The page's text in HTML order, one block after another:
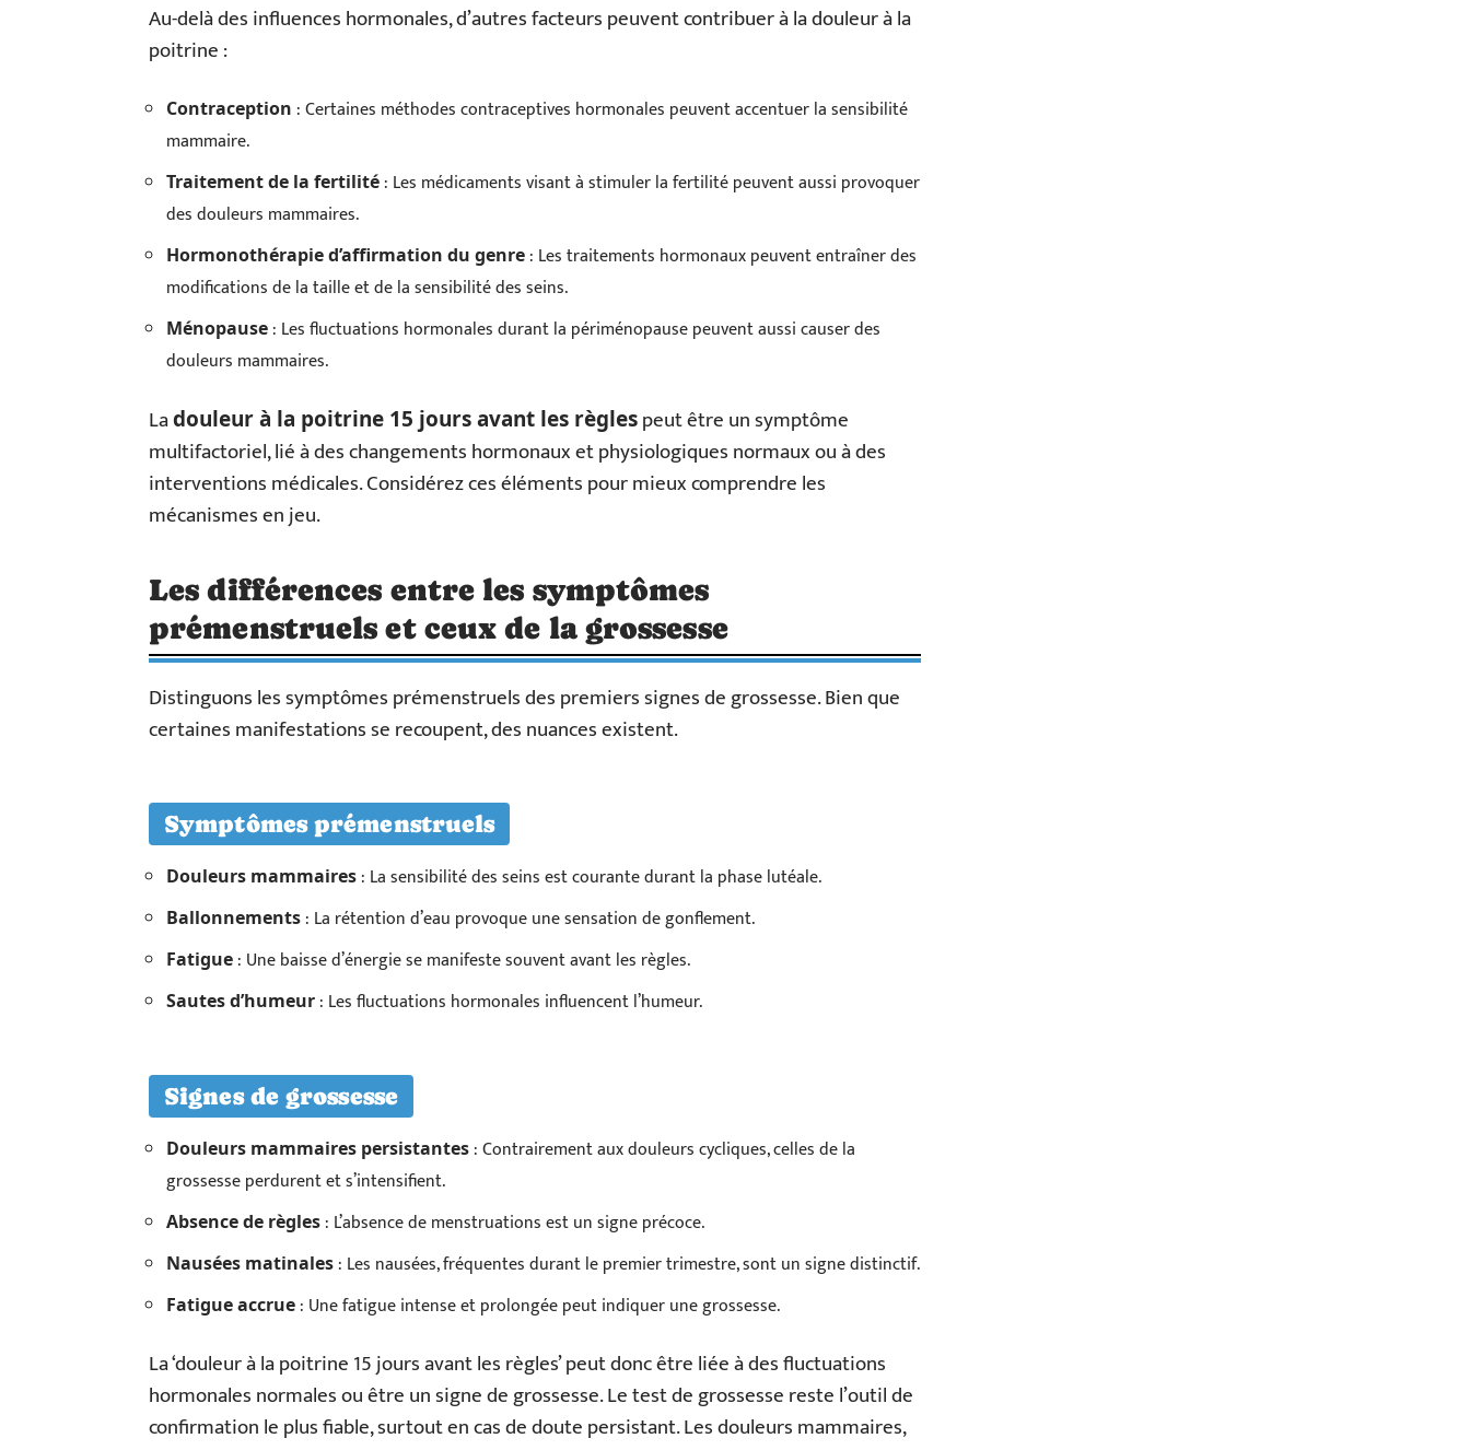
Au-delà des influences hormonales, d’autres facteurs peuvent contribuer à la douleur à la
poitrine :
Contraception : Certaines méthodes contraceptives hormonales peuvent accentuer la sensibilité
mammaire.
Traitement de la fertilité : Les médicaments visant à stimuler la fertilité peuvent aussi provoquer
des douleurs mammaires.
Hormonothérapie d’affirmation du genre : Les traitements hormonaux peuvent entraîner des
modifications de la taille et de la sensibilité des seins.
Ménopause : Les fluctuations hormonales durant la périménopause peuvent aussi causer des
douleurs mammaires.
Ladouleur à la poitrine 15 jours avant les règlespeut être un symptôme
multifactoriel, lié à des changements hormonaux et physiologiques normaux ou à des
interventions médicales. Considérez ces éléments pour mieux comprendre les
mécanismes en jeu.
Les différences entre les symptômes
prémenstruels et ceux de la grossesse
Distinguons les symptômes prémenstruels des premiers signes de grossesse. Bien que
certaines manifestations se recoupent, des nuances existent.
Symptômes prémenstruels
Douleurs mammaires : La sensibilité des seins est courante durant la phase lutéale.
Ballonnements : La rétention d’eau provoque une sensation de gonflement.
Fatigue : Une baisse d’énergie se manifeste souvent avant les règles.
Sautes d’humeur : Les fluctuations hormonales influencent l’humeur.
Signes de grossesse
Douleurs mammaires persistantes : Contrairement aux douleurs cycliques, celles de la
grossesse perdurent et s’intensifient.
Absence de règles : L’absence de menstruations est un signe précoce.
Nausées matinales : Les nausées, fréquentes durant le premier trimestre, sont un signe distinctif.
Fatigue accrue : Une fatigue intense et prolongée peut indiquer une grossesse.
La ‘douleur à la poitrine 15 jours avant les règles’ peut donc être liée à des fluctuations
hormonales normales ou être un signe de grossesse. Le test de grossesse reste l’outil de
confirmation le plus fiable, surtout en cas de doute persistant. Les douleurs mammaires,